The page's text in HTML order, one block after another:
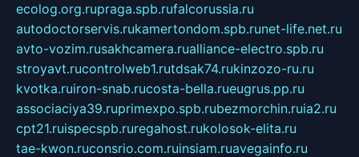
ecolog.org.rupraga.spb.rufalcorussia.ru
autodoctorservis.rukamertondom.spb.runet-life.net.ru
avto-vozim.rusakhcamera.rualliance-electro.spb.ru
stroyavt.rucontrolweb1.rutdsak74.rukinzozo-ru.ru
kvotka.ruiron-snab.rucosta-bella.rueugrus.pp.ru
associaciya39.ruprimexpo.spb.rubezmorchin.ruia2.ru
cpt21.ruispecspb.ruregahost.rukolosok-elita.ru
tae-kwon.ruconsrio.com.ruinsiam.ruavegainfo.ru